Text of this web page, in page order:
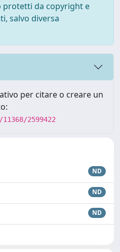
protetti da copyright e
salvo diversa
per citare o creare un
2599422
ND
ND
ND